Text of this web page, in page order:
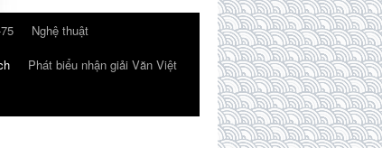
Nghệ thuật
Phát biểu nhận giải Văn Việt